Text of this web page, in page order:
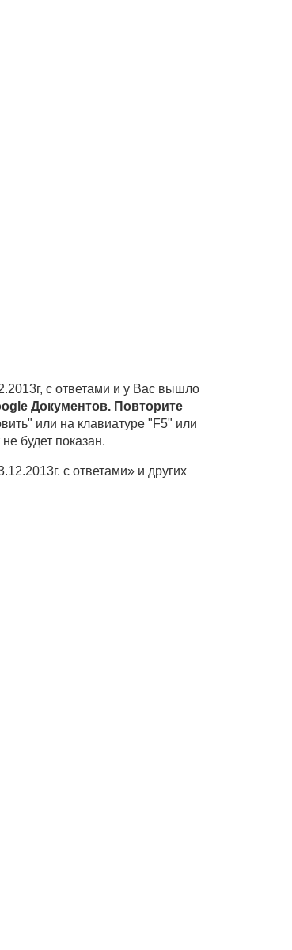
с ответами и у Вас вышло
Документов. Повторите
или на клавиатуре "F5" или
будет показан.
с ответами» и других